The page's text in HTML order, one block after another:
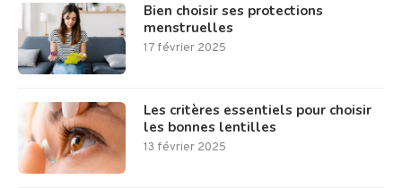
Bien choisir ses protections
menstruelles
17 février 2025
Les critères essentiels pour choisir
les bonnes lentilles
13 février 2025